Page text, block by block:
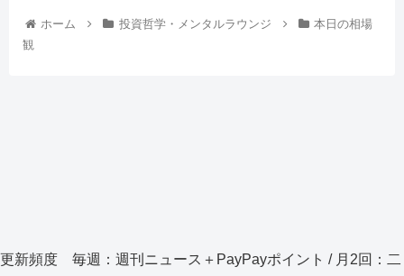
ホーム 投資哲学・メンタルラウンジ
本日の相場
観
更新頻度 毎週：週刊ニュース＋PayPayポイント / 月2回：二